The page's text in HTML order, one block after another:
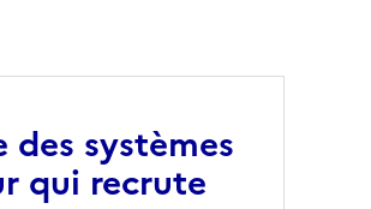
systèmes
qui recrute